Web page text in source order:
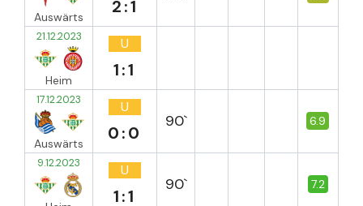
Auswärts 2:1
21.12.2023
Heim
U
1:1
17.12.2023
Auswärts
U
0:0
90` 6.9
9.12.2023 U
1:1
90` 7.2